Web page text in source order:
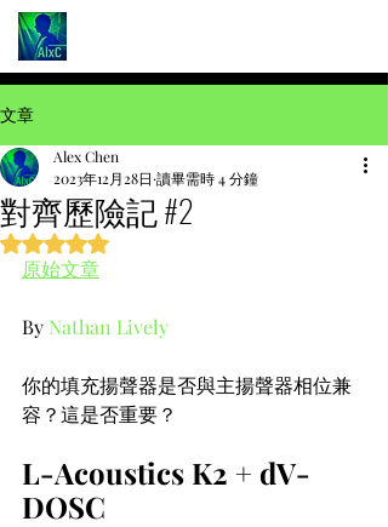
文章
對齊歷險記 #2
Alex Chen
2023年12月28日 讀畢需時 4 分鐘
評等為 NaN（最高為 5 顆星）。
原始文章
By Nathan Lively
你的填充揚聲器是否與主揚聲器相位兼
容？這是否重要？
L-Acoustics K2 + dV-
DOSC